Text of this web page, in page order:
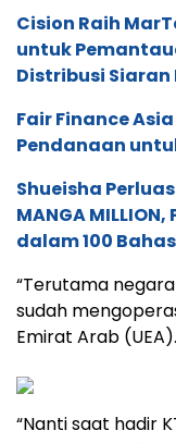
Cision Raih
untuk
Distribusi Siaran
Fair Finance
Pendanaan
Shueisha
MANGA
dalam 100
“Terutama
sudah
Emirat Arab
“Nanti saat hadir